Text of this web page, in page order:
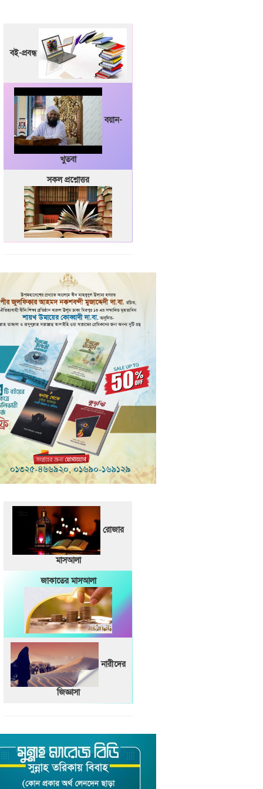
বই-প্রবন্ধ
বয়ান-
খুতবা
সকল প্রশ্নোত্তর
রোজার
মাসআলা
জাকাতের মাসআলা
নারীদের
জিজ্ঞাসা